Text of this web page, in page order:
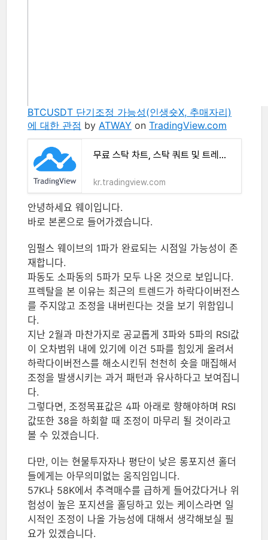
BTCUSDT 단기조정 가능성(인생숏X, 추매자리)
에 대한 관점 by ATWAY on TradingView.com
무료 스탁 차트, 스탁 쿼트 및 트레이드 아이디어
kr.tradingview.com
안녕하세요 웨이입니다.
바로 본론으로 들어가겠습니다.
임펄스 웨이브의 1파가 완료되는 시점일 가능성이 존
재합니다.
파동도 소파동의 5파가 모두 나온 것으로 보입니다.
프렉탈을 본 이유는 최근의 트렌드가 하락다이버전스
를 주지않고 조정을 내버린다는 것을 보기 위함입니
다.
지난 2월과 마찬가지로 공교롭게 3파와 5파의 RSI값
이 오차범위 내에 있기에 이건 5파를 힘있게 올려서
하락다이버전스를 해소시킨뒤 천천히 숏을 매집해서
조정을 발생시키는 과거 패턴과 유사하다고 보여집니
다.
그렇다면, 조정목표값은 4파 아래로 향해야하며 RSI
값또한 38을 하회할 때 조정이 마무리 될 것이라고
볼 수 있겠습니다.
다만, 이는 현물투자자나 평단이 낮은 롱포지션 홀더
들에게는 아무의미없는 움직임입니다.
57K나 58K에서 추격매수를 급하게 들어갔다거나 위
험성이 높은 포지션을 홀딩하고 있는 케이스라면 일
시적인 조정이 나올 가능성에 대해서 생각해보실 필
요가 있겠습니다.